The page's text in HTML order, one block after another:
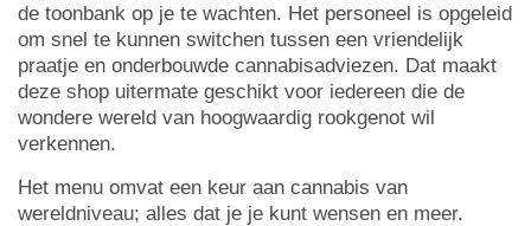
de toonbank op je te wachten. Het personeel is opgeleid
om snel te kunnen switchen tussen een vriendelijk
praatje en onderbouwde cannabisadviezen. Dat maakt
deze shop uitermate geschikt voor iedereen die de
wondere wereld van hoogwaardig rookgenot wil
verkennen.
Het menu omvat een keur aan cannabis van
wereldniveau; alles dat je je kunt wensen en meer.